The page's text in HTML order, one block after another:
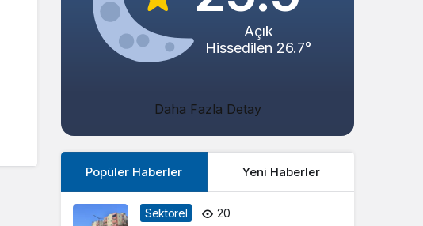
Gece Modu
Açık
Hissedilen 26.7°
Daha Fazla Detay
Popüler Haberler Yeni Haberler
Sektörel 20